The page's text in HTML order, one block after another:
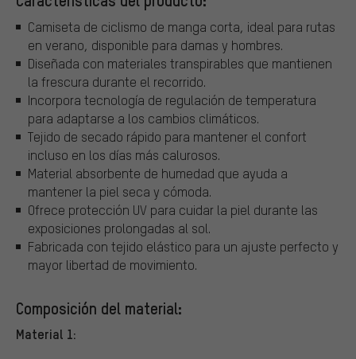
Camiseta de ciclismo de manga corta, ideal para rutas
en verano, disponible para damas y hombres.
Diseñada con materiales transpirables que mantienen
la frescura durante el recorrido.
Incorpora tecnología de regulación de temperatura
para adaptarse a los cambios climáticos.
Tejido de secado rápido para mantener el confort
incluso en los días más calurosos.
Material absorbente de humedad que ayuda a
mantener la piel seca y cómoda.
Ofrece protección UV para cuidar la piel durante las
exposiciones prolongadas al sol.
Fabricada con tejido elástico para un ajuste perfecto y
mayor libertad de movimiento.
Composición del material:
Material 1: